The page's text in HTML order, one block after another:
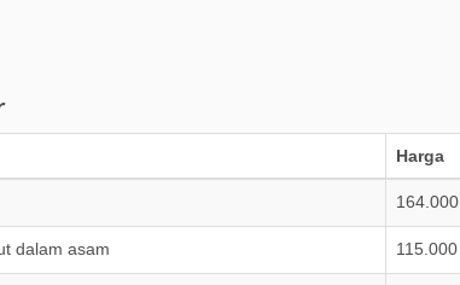
Harga
164.000
dalam asam 115.000